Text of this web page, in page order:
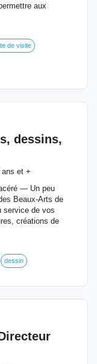
aux
de visite
dessins,
ans et +
— Un peu
Beaux-Arts de
service de vos
créations de
dessin